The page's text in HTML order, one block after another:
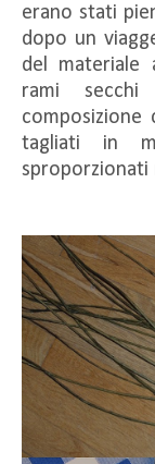
erano stati
dopo un
del materiale
rami secchi
tagliati in
sproporzionati